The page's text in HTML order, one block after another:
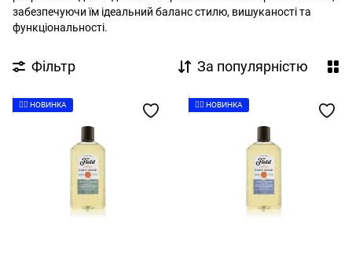
забезпечуючи їм ідеальний баланс стилю, вишуканості та
функціональності.
Фільтр За популярністю
👉🏻 НОВИНКА 👉🏻 НОВИНКА